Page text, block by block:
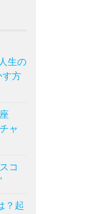
生の
す方
ャ
コ
？起